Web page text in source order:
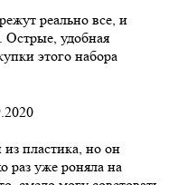
реально все, и
Острые, удобная
этого набора
пластика, но он
раз уже роняла на